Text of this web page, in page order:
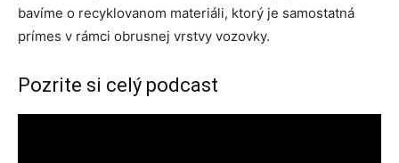
bavíme o recyklovanom materiáli, ktorý je samostatná
prímes v rámci obrusnej vrstvy vozovky.
Pozrite si celý podcast